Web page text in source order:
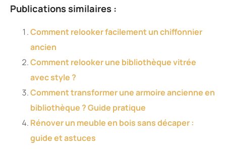
Publications similaires :
Comment relooker facilement un chiffonnier
ancien
Comment relooker une bibliothèque vitrée
avec style ?
Comment transformer une armoire ancienne en
bibliothèque ? Guide pratique
Rénover un meuble en bois sans décaper :
guide et astuces